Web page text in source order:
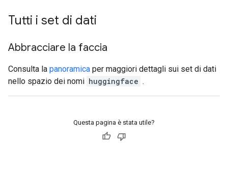
Tutti i set di dati
Abbracciare la faccia
Consulta la panoramica per maggiori dettagli sui set di dati
nello spazio dei nomi huggingface .
Questa pagina è stata utile?